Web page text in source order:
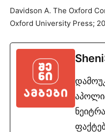
Davidson A. The Oxford
Oxford University Press;